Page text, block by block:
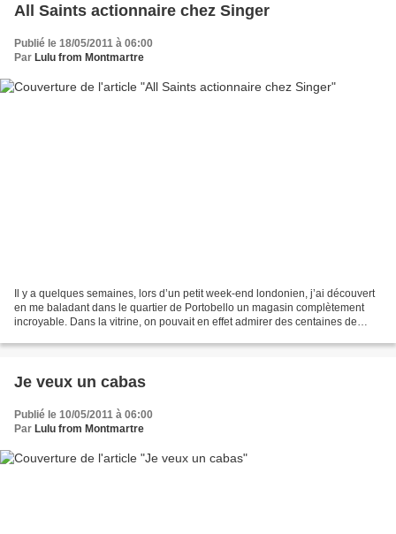
All Saints actionnaire chez Singer
Publié le 18/05/2011 à 06:00
Par Lulu from Montmartre
Il y a quelques semaines, lors d’un petit week-end londonien, j’ai découvert
en me baladant dans le quartier de Portobello un magasin complètement
incroyable. Dans la vitrine, on pouvait en effet admirer des centaines de
Je veux un cabas
Publié le 10/05/2011 à 06:00
Par Lulu from Montmartre